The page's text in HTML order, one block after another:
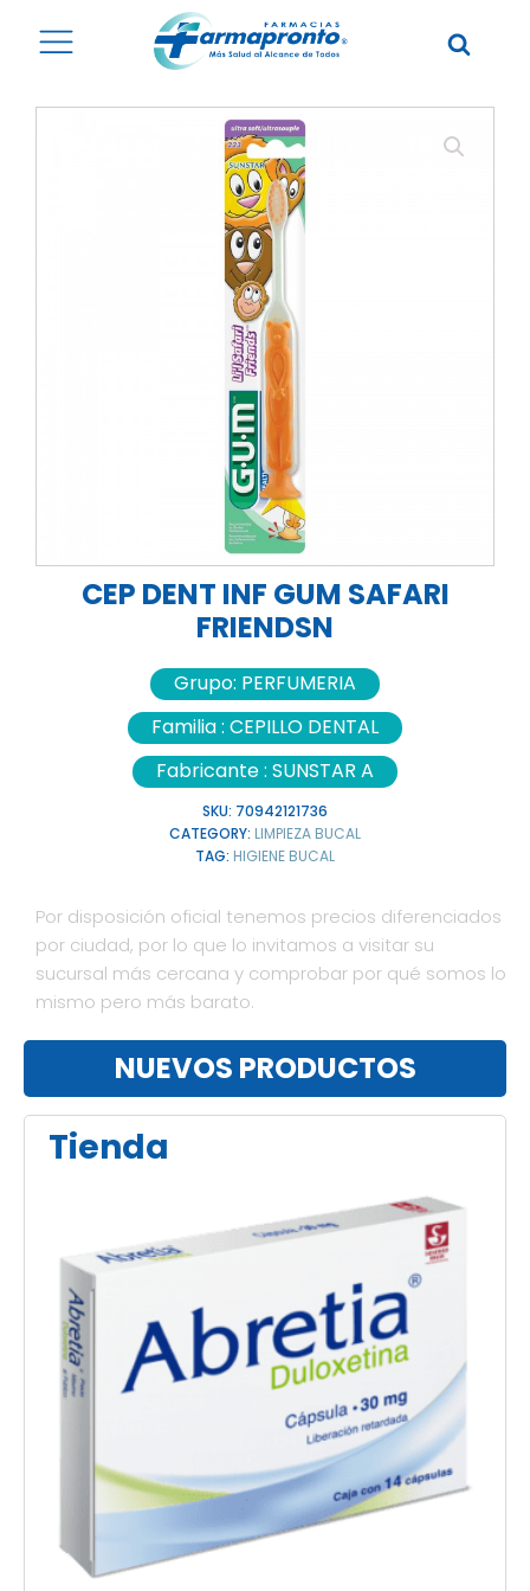
CEP DENT INF GUM SAFARI
FRIENDSN
Grupo: PERFUMERIA
Familia : CEPILLO DENTAL
Fabricante : SUNSTAR A
SKU: 70942121736
CATEGORY: LIMPIEZA BUCAL
TAG: HIGIENE BUCAL
Por disposición oficial tenemos precios diferenciados
por ciudad, por lo que lo invitamos a visitar su
sucursal más cercana y comprobar por qué somos lo
mismo pero más barato.
NUEVOS PRODUCTOS
Tienda